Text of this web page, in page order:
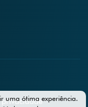
privacidade
uma ótima experiência.